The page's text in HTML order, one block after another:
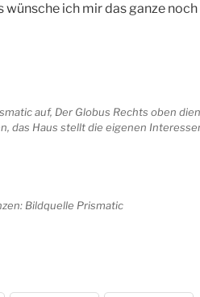
ich mir das ganze
auf, Der Globus Rechts oben
das Haus stellt die eigenen
Bildquelle Prismatic